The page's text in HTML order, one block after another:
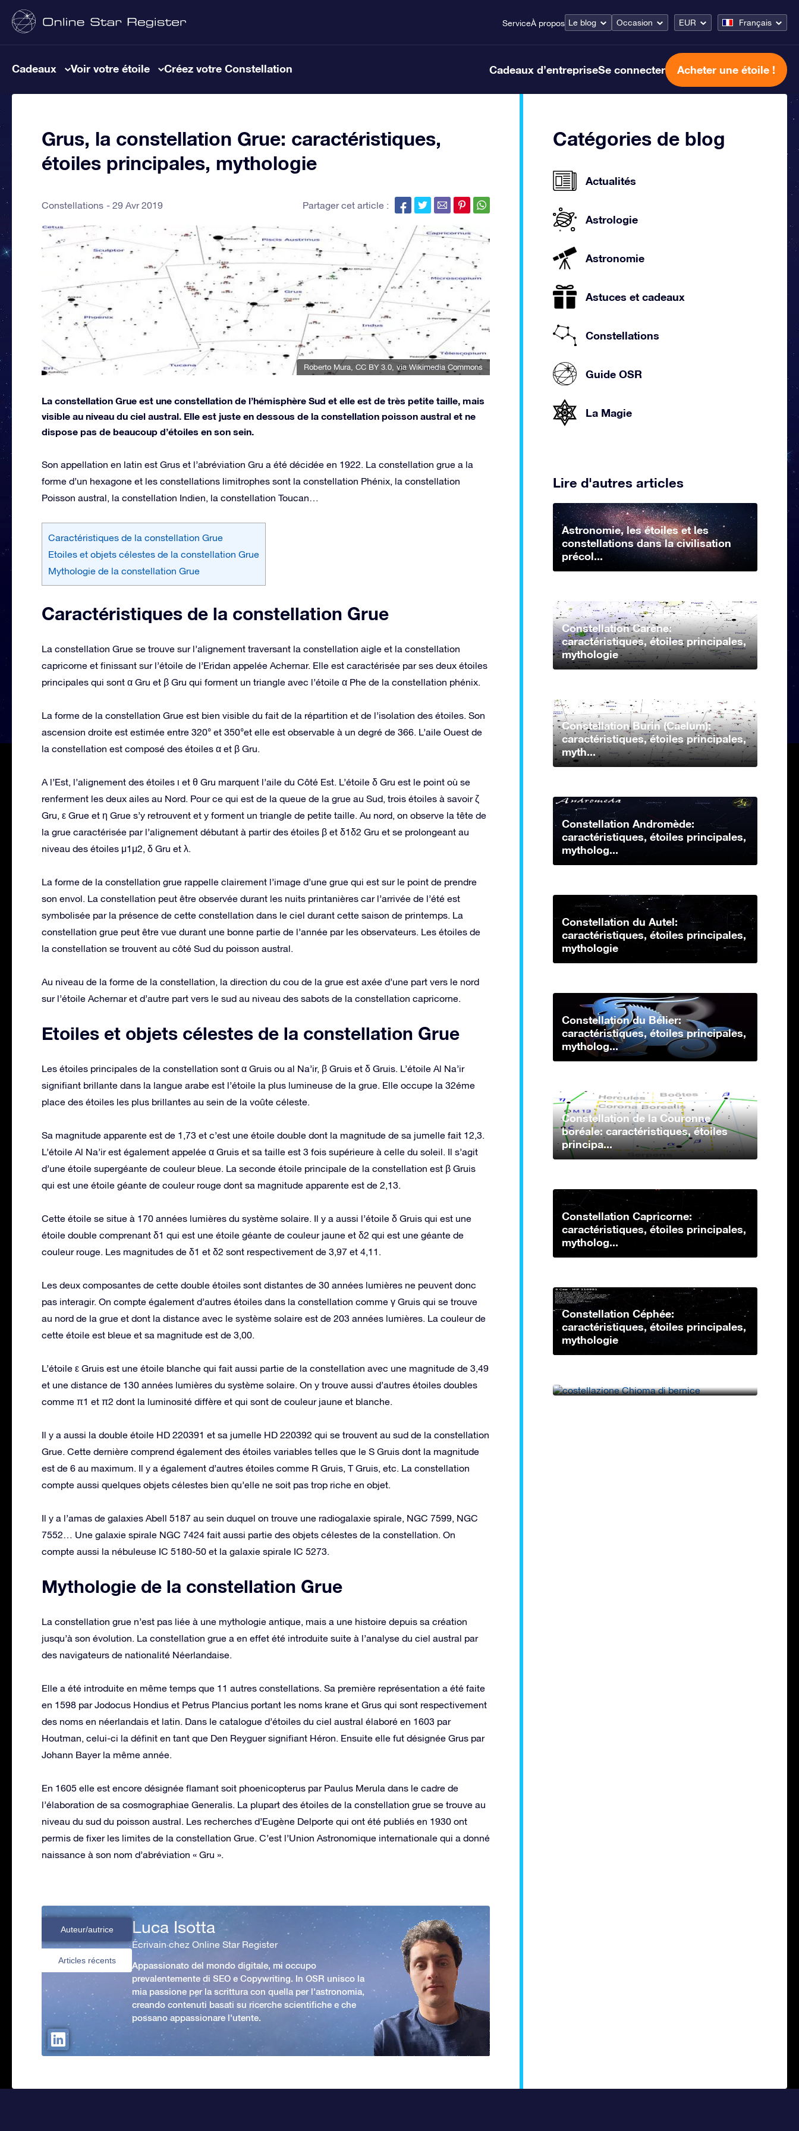
ServiceÀ propos Le blog Occasion EUR Français
Cadeaux Voir votre étoile Créez votre Constellation Cadeaux d’entrepriseSe connecter Acheter une étoile !
Grus, la constellation Grue: caractéristiques,
étoiles principales, mythologie
Constellations 29 Avr 2019 Partager cet article :
Roberto Mura CC BY 3.0 , via Wikimedia Commons
La constellation Grue est une constellation de l’hémisphère Sud et elle est de très petite taille, mais
visible au niveau du ciel austral. Elle est juste en dessous de la constellation poisson austral et ne
dispose pas de beaucoup d’étoiles en son sein.
Son appellation en latin est Grus et l’abréviation Gru a été décidée en 1922. La constellation grue a la
forme d’un hexagone et les constellations limitrophes sont la constellation Phénix, la constellation
Poisson austral, la constellation Indien, la constellation Toucan…
Caractéristiques de la constellation Grue
Etoiles et objets célestes de la constellation Grue
Mythologie de la constellation Grue
Caractéristiques de la constellation Grue
La constellation Grue se trouve sur l’alignement traversant la constellation aigle et la constellation
capricorne et finissant sur l’étoile de l’Eridan appelée Achernar. Elle est caractérisée par ses deux étoiles
principales qui sont α Gru et β Gru qui forment un triangle avec l’étoile α Phe de la constellation phénix.
La forme de la constellation Grue est bien visible du fait de la répartition et de l’isolation des étoiles. Son
ascension droite est estimée entre 320° et 350°et elle est observable à un degré de 366. L’aile Ouest de
la constellation est composé des étoiles α et β Gru.
A l’Est, l’alignement des étoiles ι et θ Gru marquent l’aile du Côté Est. L’étoile δ Gru est le point où se
renferment les deux ailes au Nord. Pour ce qui est de la queue de la grue au Sud, trois étoiles à savoir ζ
Gru, ε Grue et η Grue s’y retrouvent et y forment un triangle de petite taille. Au nord, on observe la tête de
la grue caractérisée par l’alignement débutant à partir des étoiles β et δ1δ2 Gru et se prolongeant au
niveau des étoiles μ1μ2, δ Gru et λ.
La forme de la constellation grue rappelle clairement l’image d’une grue qui est sur le point de prendre
son envol. La constellation peut être observée durant les nuits printanières car l’arrivée de l’été est
symbolisée par la présence de cette constellation dans le ciel durant cette saison de printemps. La
constellation grue peut être vue durant une bonne partie de l’année par les observateurs. Les étoiles de
la constellation se trouvent au côté Sud du poisson austral.
Au niveau de la forme de la constellation, la direction du cou de la grue est axée d’une part vers le nord
sur l’étoile Achernar et d’autre part vers le sud au niveau des sabots de la constellation capricorne.
Etoiles et objets célestes de la constellation Grue
Les étoiles principales de la constellation sont α Gruis ou al Na’ir, β Gruis et δ Gruis. L’étoile Al Na’ir
signifiant brillante dans la langue arabe est l’étoile la plus lumineuse de la grue. Elle occupe la 32éme
place des étoiles les plus brillantes au sein de la voûte céleste.
Sa magnitude apparente est de 1,73 et c’est une étoile double dont la magnitude de sa jumelle fait 12,3.
L’étoile Al Na’ir est également appelée α Gruis et sa taille est 3 fois supérieure à celle du soleil. Il s’agit
d’une étoile supergéante de couleur bleue. La seconde étoile principale de la constellation est β Gruis
qui est une étoile géante de couleur rouge dont sa magnitude apparente est de 2,13.
Cette étoile se situe à 170 années lumières du système solaire. Il y a aussi l’étoile δ Gruis qui est une
étoile double comprenant δ1 qui est une étoile géante de couleur jaune et δ2 qui est une géante de
couleur rouge. Les magnitudes de δ1 et δ2 sont respectivement de 3,97 et 4,11.
Les deux composantes de cette double étoiles sont distantes de 30 années lumières ne peuvent donc
pas interagir. On compte également d’autres étoiles dans la constellation comme γ Gruis qui se trouve
au nord de la grue et dont la distance avec le système solaire est de 203 années lumières. La couleur de
cette étoile est bleue et sa magnitude est de 3,00.
L’étoile ε Gruis est une étoile blanche qui fait aussi partie de la constellation avec une magnitude de 3,49
et une distance de 130 années lumières du système solaire. On y trouve aussi d’autres étoiles doubles
comme π1 et π2 dont la luminosité diffère et qui sont de couleur jaune et blanche.
Il y a aussi la double étoile HD 220391 et sa jumelle HD 220392 qui se trouvent au sud de la constellation
Grue. Cette dernière comprend également des étoiles variables telles que le S Gruis dont la magnitude
est de 6 au maximum. Il y a également d’autres étoiles comme R Gruis, T Gruis, etc. La constellation
compte aussi quelques objets célestes bien qu’elle ne soit pas trop riche en objet.
Il y a l’amas de galaxies Abell 5187 au sein duquel on trouve une radiogalaxie spirale, NGC 7599, NGC
7552… Une galaxie spirale NGC 7424 fait aussi partie des objets célestes de la constellation. On
compte aussi la nébuleuse IC 5180-50 et la galaxie spirale IC 5273.
Mythologie de la constellation Grue
La constellation grue n’est pas liée à une mythologie antique, mais a une histoire depuis sa création
jusqu’à son évolution. La constellation grue a en effet été introduite suite à l’analyse du ciel austral par
des navigateurs de nationalité Néerlandaise.
Elle a été introduite en même temps que 11 autres constellations. Sa première représentation a été faite
en 1598 par Jodocus Hondius et Petrus Plancius portant les noms krane et Grus qui sont respectivement
des noms en néerlandais et latin. Dans le catalogue d’étoiles du ciel austral élaboré en 1603 par
Houtman, celui-ci la définit en tant que Den Reyguer signifiant Héron. Ensuite elle fut désignée Grus par
Johann Bayer la même année.
En 1605 elle est encore désignée flamant soit phoenicopterus par Paulus Merula dans le cadre de
l’élaboration de sa cosmographiae Generalis. La plupart des étoiles de la constellation grue se trouve au
niveau du sud du poisson austral. Les recherches d’Eugène Delporte qui ont été publiés en 1930 ont
permis de fixer les limites de la constellation Grue. C’est l’Union Astronomique internationale qui a donné
naissance à son nom d’abréviation « Gru ».
Auteur/autrice
Articles récents
Luca Isotta
Écrivain chez Online Star Register
Appassionato del mondo digitale, mi occupo
prevalentemente di SEO e Copywriting. In OSR unisco la
mia passione per la scrittura con quella per l'astronomia,
creando contenuti basati su ricerche scientifiche e che
possano appassionare l'utente.
Catégories de blog
Actualités
Astrologie
Astronomie
Astuces et cadeaux
Constellations
Guide OSR
La Magie
Lire d'autres articles
Astronomie, les étoiles et les
constellations dans la civilisation
précol...
Constellation Carène:
caractéristiques, étoiles principales,
mythologie
Constellation Burin (Caelum):
caractéristiques, étoiles principales,
myth...
Constellation Andromède:
caractéristiques, étoiles principales,
mytholog...
Constellation du Autel:
caractéristiques, étoiles principales,
mythologie
Constellation du Bélier:
caractéristiques, étoiles principales,
mytholog...
Constellation de la Couronne
boréale: caractéristiques, étoiles
principa...
Constellation Capricorne:
caractéristiques, étoiles principales,
mytholog...
Constellation Céphée:
caractéristiques, étoiles principales,
mythologie
Constellation Chevelure de